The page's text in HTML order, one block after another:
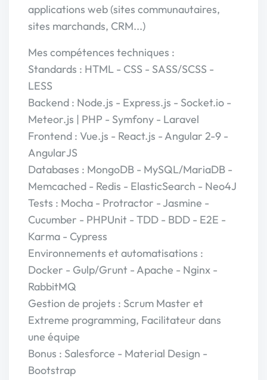
applications web (sites communautaires,
sites marchands, CRM...)
Mes compétences techniques :
Standards : HTML - CSS - SASS/SCSS -
LESS
Backend : Node.js - Express.js - Socket.io -
Meteor.js | PHP - Symfony - Laravel
Frontend : Vue.js - React.js - Angular 2-9 -
AngularJS
Databases : MongoDB - MySQL/MariaDB -
Memcached - Redis - ElasticSearch - Neo4J
Tests : Mocha - Protractor - Jasmine -
Cucumber - PHPUnit - TDD - BDD - E2E -
Karma - Cypress
Environnements et automatisations :
Docker - Gulp/Grunt - Apache - Nginx -
RabbitMQ
Gestion de projets : Scrum Master et
Extreme programming, Facilitateur dans
une équipe
Bonus : Salesforce - Material Design -
Bootstrap